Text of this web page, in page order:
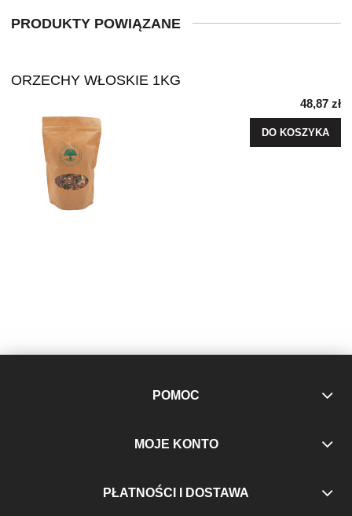
PRODUKTY POWIĄZANE
ORZECHY WŁOSKIE 1KG
48,87 zł
DO KOSZYKA
POMOC
MOJE KONTO
PŁATNOŚCI I DOSTAWA